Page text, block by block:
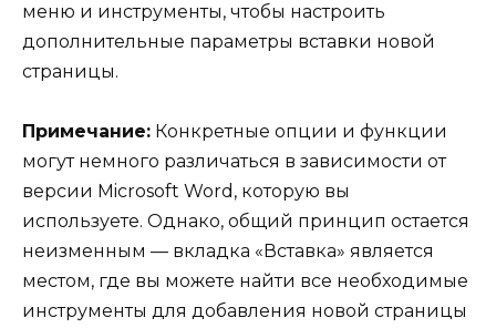
меню и инструменты, чтобы настроить
дополнительные параметры вставки новой
страницы.
Примечание: Конкретные опции и функции
могут немного различаться в зависимости от
версии Microsoft Word, которую вы
используете. Однако, общий принцип остается
неизменным — вкладка «Вставка» является
местом, где вы можете найти все необходимые
инструменты для добавления новой страницы